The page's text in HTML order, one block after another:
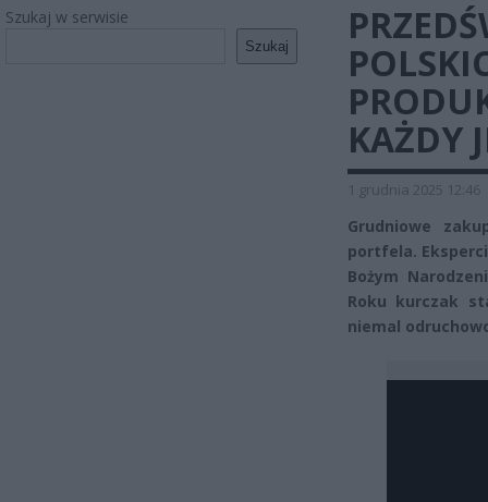
Szukaj w serwisie
Szukaj
KAŻDY
1 grudnia 2025 12:46
Grudniowe
portfela.
Bożym
Roku kurczak
niemal